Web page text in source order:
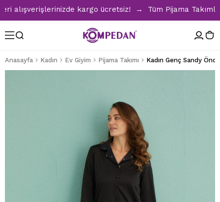
kargo ücretsiz! → Tüm Pijama
Anasayfa Kadın Ev Giyim Pijama Takımı